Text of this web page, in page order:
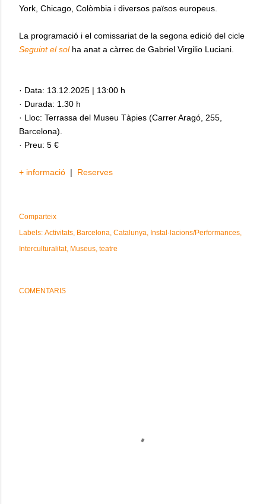
York, Chicago, Colòmbia i diversos països europeus.
La programació i el comissariat de la segona edició del cicle
Seguint el solha anat a càrrec de Gabriel Virgilio Luciani.
· Data: 13.12.2025 | 13:00 h
· Durada: 1.30 h
· Lloc: Terrassa del Museu Tàpies (Carrer Aragó, 255,
Barcelona).
· Preu: 5 €
+ informació | Reserves
Comparteix
Labels: Activitats Barcelona Catalunya
Instal·lacions/Performances
Interculturalitat Museus teatre
COMENTARIS